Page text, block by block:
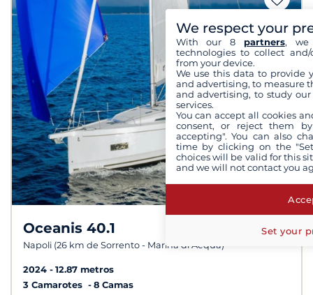
Oceanis 40.1
Napoli (26 km de Sorrento - Marina di Aequa)
9,0 / 10
2024
12.87 metros
3 Camarotes
8 Camas
We respect your
With our 8 partners, we
technologies to collect
from your device.
We use this data to provide
and advertising, to measure
and advertising, to study
services.
You can accept all cookies
consent, or reject them
accepting". You can also
time by clicking on the
choices will be valid for this
and we will not contact you
Set your